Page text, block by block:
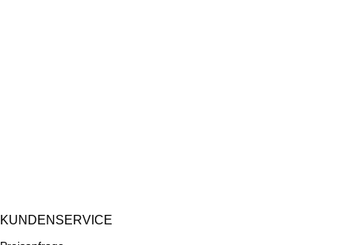
KUNDENSERVICE